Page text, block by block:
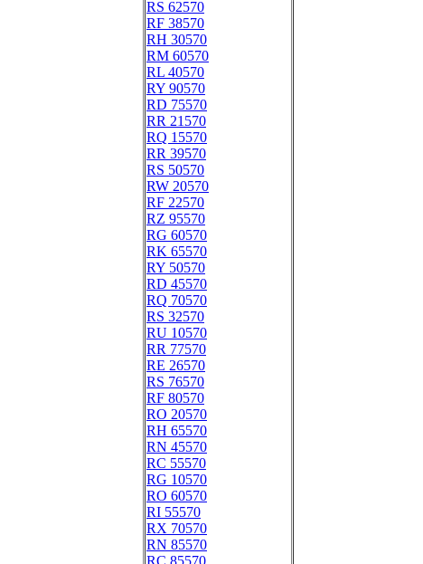
RS 62570
RF 38570
RH 30570
RM 60570
RL 40570
RY 90570
RD 75570
RR 21570
RQ 15570
RR 39570
RS 50570
RW 20570
RF 22570
RZ 95570
RG 60570
RK 65570
RY 50570
RD 45570
RQ 70570
RS 32570
RU 10570
RR 77570
RE 26570
RS 76570
RF 80570
RO 20570
RH 65570
RN 45570
RC 55570
RG 10570
RO 60570
RI 55570
RX 70570
RN 85570
RC 85570